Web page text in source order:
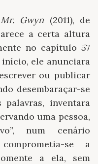
Mr. Gwyn (2011), de
a certa altura
no capítulo 57
ele anunciara
ou publicar
desembaraçar-se
inventara
uma pessoa,
num cenário
se a
a ela, sem